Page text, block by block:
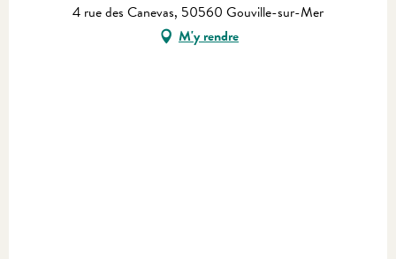
4 rue des Canevas, 50560 Gouville-sur-Mer
M'y rendre